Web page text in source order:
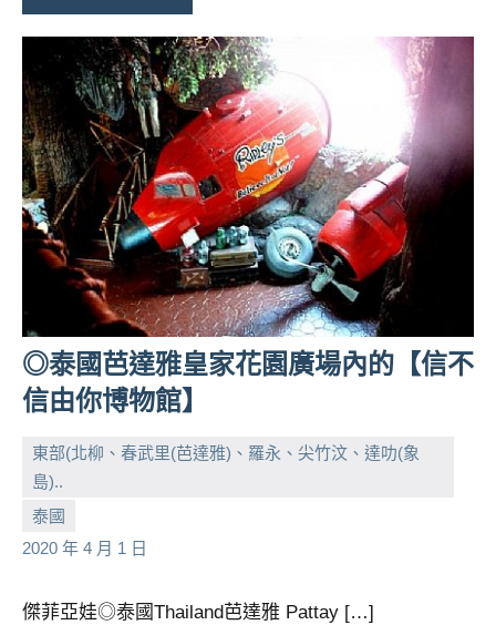
作
者、
各
發
表
會
動
主
持、
學
企
業
座、
部
客
◎泰國芭達雅皇家花園廣場內的【信不
信由你博物館】
東部(北柳、春武里(芭達雅)、羅永、尖竹汶、達叻(象
島)..
泰國
2020 年 4 月 1 日
小
芳
No
comments
傑菲亞娃◎泰國Thailand芭達雅 Pattay […]